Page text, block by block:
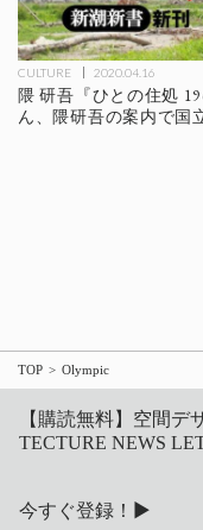
CULTURE 2020.04.16
隈 研吾『ひとの住処
ん、隈研吾の案内で国
TOP Olympic
【購読無料】空間
TECTURE NEWS
今すぐ登録！▶